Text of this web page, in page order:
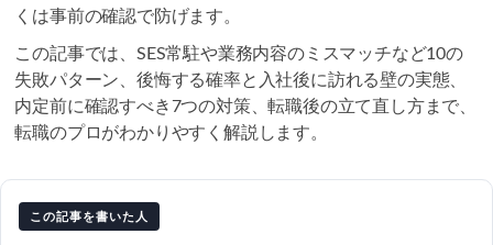
くは事前の確認で防げます。
この記事では、SES常駐や業務内容のミスマッチなど10の
失敗パターン、後悔する確率と入社後に訪れる壁の実態、
内定前に確認すべき7つの対策、転職後の立て直し方まで、
転職のプロがわかりやすく解説します。
この記事を書いた人